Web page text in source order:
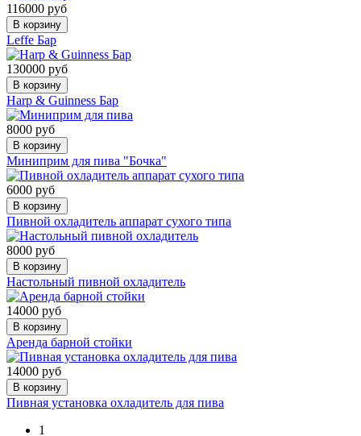
116000 руб
В корзину
Leffe Бар
130000 руб
В корзину
Harp & Guinness Бар
8000 руб
В корзину
Миниприм для пива "Бочка"
6000 руб
В корзину
Пивной охладитель аппарат сухого типа
8000 руб
В корзину
Настольный пивной охладитель
14000 руб
В корзину
Аренда барной стойки
14000 руб
В корзину
Пивная установка охладитель для пива
1